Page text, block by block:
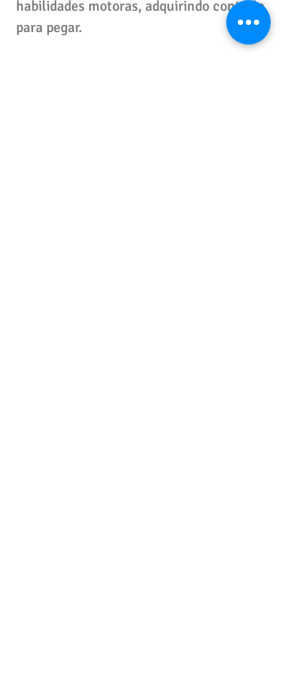
habilidades motoras, adquirindo controle
para pegar.